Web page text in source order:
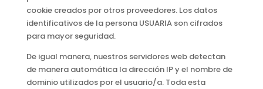
cookie creados por otros proveedores. Los datos
identificativos de la persona USUARIA son cifrados
para mayor seguridad.
De igual manera, nuestros servidores web detectan
de manera automática la dirección IP y el nombre de
dominio utilizados por el usuario/a. Toda esta